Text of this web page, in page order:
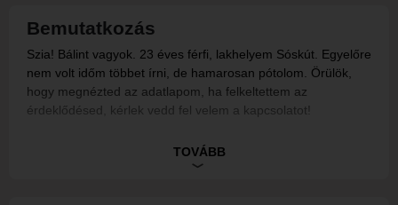
Bemutatkozás
Szia! Bálint vagyok. 23 éves férfi, lakhelyem Sóskút. Egyelőre
nem volt időm többet írni, de hamarosan pótolom. Örülök,
hogy megnézted az adatlapom, ha felkeltettem az
érdeklődésed, kérlek vedd fel velem a kapcsolatot!
Ez egy rendszerüzenet, tagunk egyelőre nem töltötte ki a
TOVÁBB